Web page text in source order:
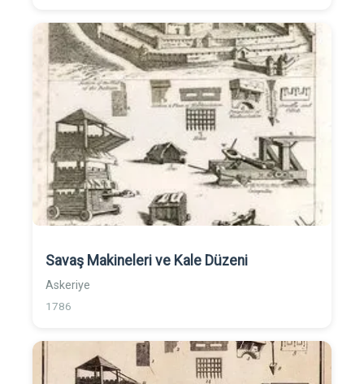
Savaş Makineleri ve Kale Düzeni
Askeriye
1786